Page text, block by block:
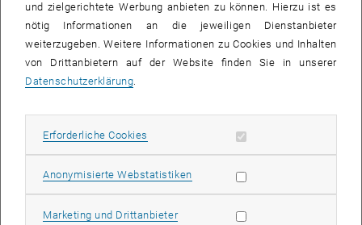
und zielgerichtete Werbung anbieten zu können. Hierzu ist es
nötig Informationen an die jeweiligen Dienstanbieter
weiterzugeben. Weitere Informationen zu Cookies und Inhalten
von Drittanbietern auf der Website finden Sie in unserer
Datenschutzerklärung.
Erforderliche Cookies Erforderliche Cookies zulassen
Anonymisierte WebstatistikenStatistik Cookies zulassen
Marketing und DrittanbieterMarketing Cookies zulassen